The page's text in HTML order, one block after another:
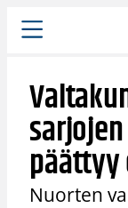
Siirry
sisältöön
Nuorten